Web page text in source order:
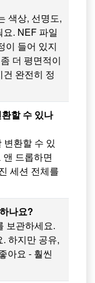
색상, 선명도,
. NEF 파일
이 들어 있지
더 평면적이
완전히 정
할 수 있나
환할 수 있
드롭하면
세션 전체를
나요?
보관하세요.
하지만 공유,
아요 - 훨씬